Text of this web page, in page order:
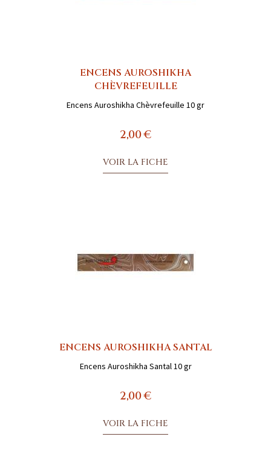
ENCENS AUROSHIKHA
CHÈVREFEUILLE
Encens Auroshikha Chèvrefeuille 10 gr
2,00 €
VOIR LA FICHE
ENCENS AUROSHIKHA SANTAL
Encens Auroshikha Santal 10 gr
2,00 €
VOIR LA FICHE